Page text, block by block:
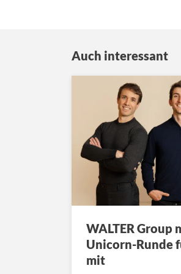
Auch interessant
WALTER Group
Unicorn-Runde
mit